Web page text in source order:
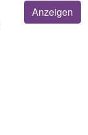
Anzeigen